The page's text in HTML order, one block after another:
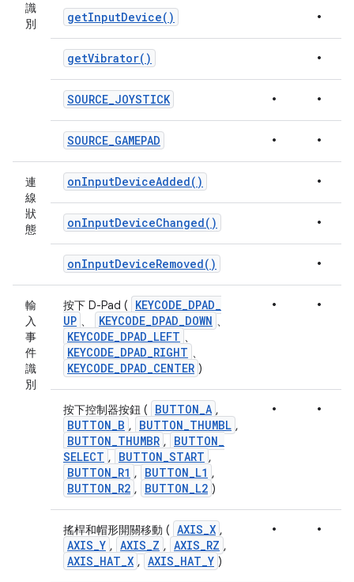
識
別
getInputDevice( ) •
getVibrator( ) •
SOURCE_JOYSTICK • •
SOURCE_GAMEPAD • •
連
線
狀
態
onInputDeviceAdded( ) •
onInputDeviceChanged( ) •
onInputDeviceRemoved( ) •
輸
入
事
件
識
別
按下 D-Pad ( KEYCODE_DPAD_
UP 、 KEYCODE_DPAD_DOWN 、
KEYCODE_DPAD_LEFT 、
KEYCODE_DPAD_RIGHT 、
KEYCODE_DPAD_CENTER )
• •
按下控制器按鈕 ( BUTTON_A ,
BUTTON_B , BUTTON_THUMBL ,
BUTTON_THUMBR , BUTTON_
SELECT , BUTTON_START ,
BUTTON_R1 , BUTTON_L1 ,
BUTTON_R2 , BUTTON_L2 )
• •
搖桿和帽形開關移動 ( AXIS_X ,
AXIS_Y , AXIS_Z , AXIS_RZ ,
AXIS_HAT_X , AXIS_HAT_Y )
• •